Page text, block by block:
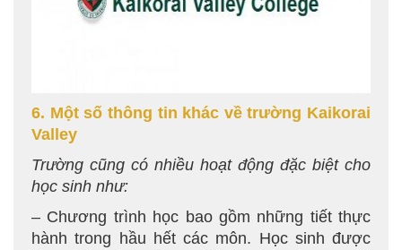
6. Một số thông tin khác về trường Kaikorai
Valley
Trường cũng có nhiều hoạt động đặc biệt cho
học sinh như:
– Chương trình học bao gồm những tiết thực
hành trong hầu hết các môn. Học sinh được